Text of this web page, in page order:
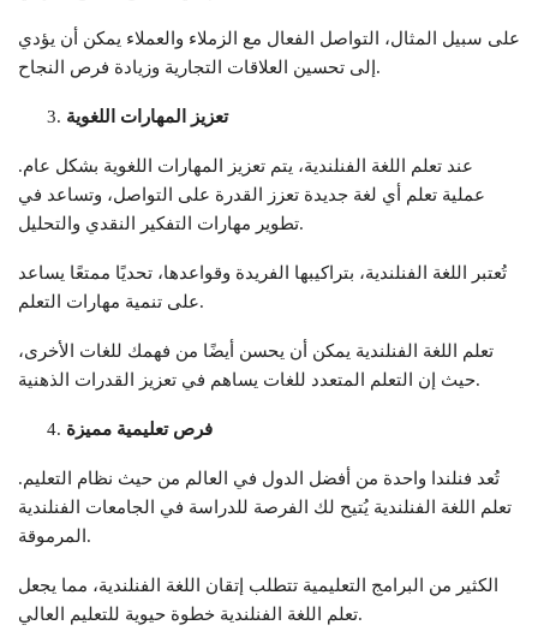
على سبيل المثال، التواصل الفعال مع الزملاء والعملاء يمكن أن يؤدي
إلى تحسين العلاقات التجارية وزيادة فرص النجاح.
تعزيز المهارات اللغوية
عند تعلم اللغة الفنلندية، يتم تعزيز المهارات اللغوية بشكل عام.
عملية تعلم أي لغة جديدة تعزز القدرة على التواصل، وتساعد في
تطوير مهارات التفكير النقدي والتحليل.
تُعتبر اللغة الفنلندية، بتراكيبها الفريدة وقواعدها، تحديًا ممتعًا يساعد
على تنمية مهارات التعلم.
تعلم اللغة الفنلندية يمكن أن يحسن أيضًا من فهمك للغات الأخرى،
حيث إن التعلم المتعدد للغات يساهم في تعزيز القدرات الذهنية.
فرص تعليمية مميزة
تُعد فنلندا واحدة من أفضل الدول في العالم من حيث نظام التعليم.
تعلم اللغة الفنلندية يُتيح لك الفرصة للدراسة في الجامعات الفنلندية
المرموقة.
الكثير من البرامج التعليمية تتطلب إتقان اللغة الفنلندية، مما يجعل
تعلم اللغة الفنلندية خطوة حيوية للتعليم العالي.